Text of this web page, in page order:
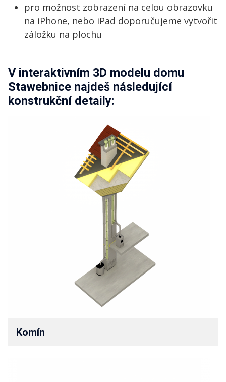
pro možnost zobrazení na celou obrazovku
na iPhone, nebo iPad doporučujeme vytvořit
záložku na plochu
V interaktivním 3D modelu domu
Stawebnice najdeš následující
konstrukční detaily:
Komín